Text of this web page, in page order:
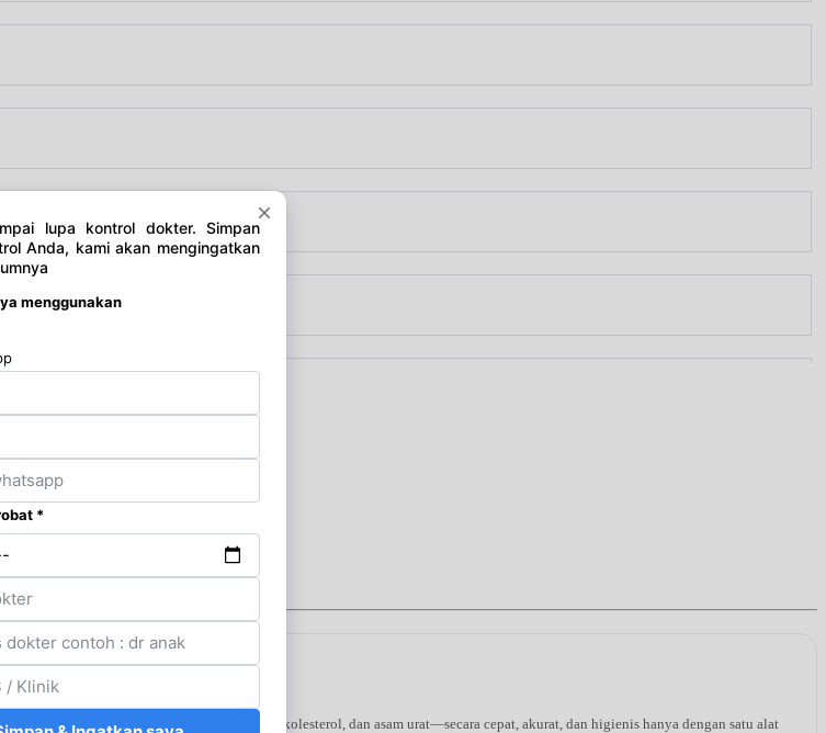
tiga indikator utama—gula darah, kolesterol, dan asam urat—secara cepat, akurat, dan higienis hanya dengan satu alat